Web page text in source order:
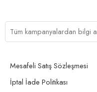
Mesafeli Satış Sözleşmesi
İptal İade Politikası